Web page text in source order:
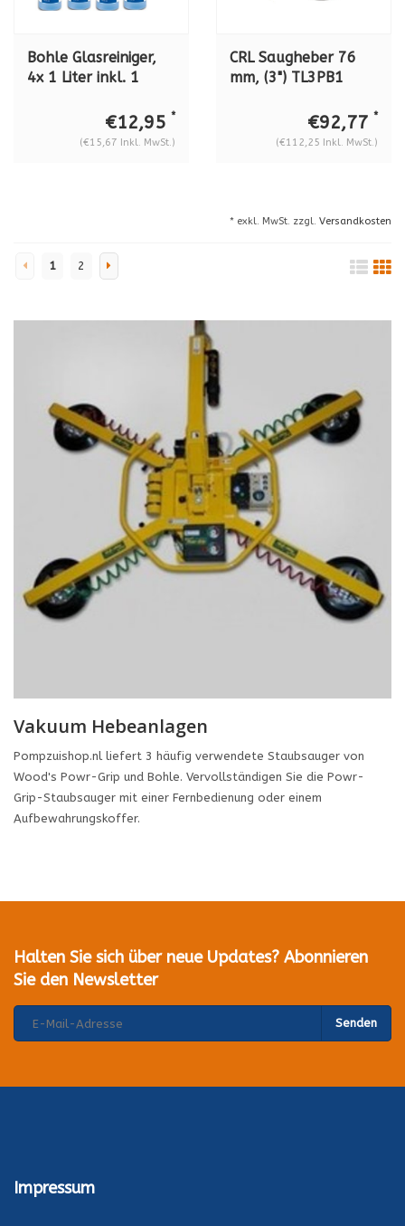
Bohle Glasreiniger,
4x 1 Liter inkl. 1
€12,95 *
(€15,67 Inkl. MwSt.)
CRL Saugheber 76
mm, (3") TL3PB1
€92,77 *
(€112,25 Inkl. MwSt.)
* exkl. MwSt. zzgl. Versandkosten
1 2
Vakuum Hebeanlagen
Pompzuishop.nl liefert 3 häufig verwendete Staubsauger von
Wood's Powr-Grip und Bohle. Vervollständigen Sie die Powr-
Grip-Staubsauger mit einer Fernbedienung oder einem
Aufbewahrungskoffer.
Halten Sie sich über neue Updates? Abonnieren
Sie den Newsletter
Senden
Impressum